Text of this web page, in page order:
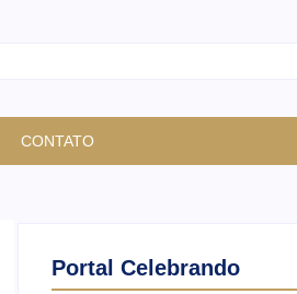
CONTATO
Portal Celebrando